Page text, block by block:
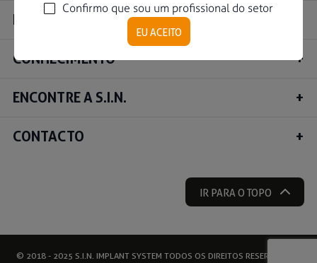
Ver todos
Educação
Área científica
Onde Estamos
PRODUTOS
CONHECIMENTO
ENCONTRE A S.I.N.
CONTACTO
IR PARA O TOPO
© 2018 - 2025 S.I.N. IMPLANT SYSTEM TODOS OS DIREITOS RESERVADOS |
Confirmo que sou um profissional do setor
EU ACEITO